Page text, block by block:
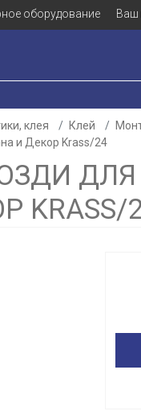
оборудование Ваш
клея Клей
и Декор Krass/24
ДЛЯ